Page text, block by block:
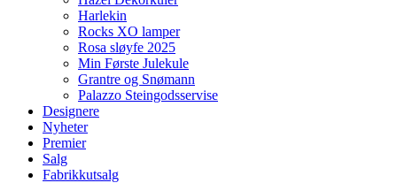
Harlekin
Rocks XO lamper
Rosa sløyfe 2025
Min Første Julekule
Grantre og Snømann
Palazzo Steingodsservise
Designere
Nyheter
Premier
Salg
Fabrikkutsalg